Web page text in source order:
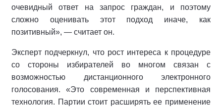
очевидный ответ на запрос граждан, и поэтому
сложно оценивать этот подход иначе, как
позитивный», — считает он.
Эксперт подчеркнул, что рост интереса к процедуре
со стороны избирателей во многом связан с
возможностью дистанционного электронного
голосования. «Это современная и перспективная
технология. Партии стоит расширять ее применение